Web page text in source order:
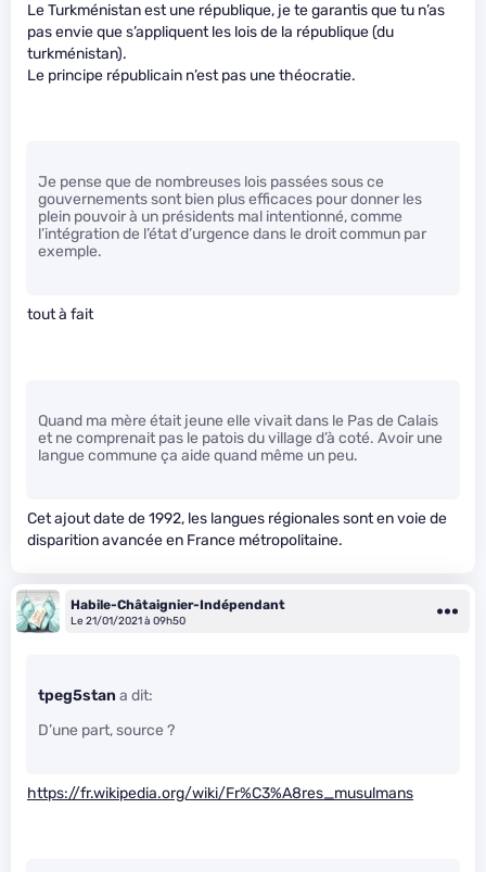
Le Turkménistan est une république, je te garantis que tu n’as
pas envie que s’appliquent les lois de la république (du
turkménistan).
Le principe républicain n’est pas une théocratie.
Je pense que de nombreuses lois passées sous ce
gouvernements sont bien plus efficaces pour donner les
plein pouvoir à un présidents mal intentionné, comme
l’intégration de l’état d’urgence dans le droit commun par
exemple.
tout à fait
Quand ma mère était jeune elle vivait dans le Pas de Calais
et ne comprenait pas le patois du village d’à coté. Avoir une
langue commune ça aide quand même un peu.
Cet ajout date de 1992, les langues régionales sont en voie de
disparition avancée en France métropolitaine.
Habile-Châtaignier-Indépendant
Le 21/01/2021 à 09h50
tpeg5stan a dit:
D’une part, source ?
https://fr.wikipedia.org/wiki/Fr%C3%A8res_musulmans